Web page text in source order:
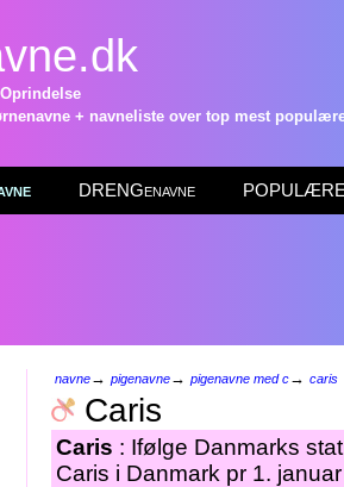
+ navneliste over top mest
DRENGenavne POPULÆRE
navne→ pigenavne→ pigenavne med c→ caris
Caris
Caris : Ifølge Danmarks
Caris i Danmark pr 1.